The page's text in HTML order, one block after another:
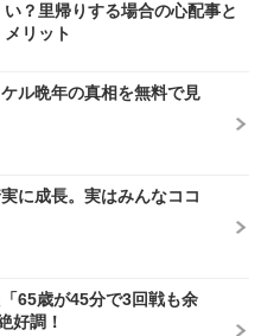
い？里帰りする場合の心配事と
メリット
ケル晩年の真相を無料で見
に成長。実はみんなココ
65歳が45分で3回戦も余
好調！